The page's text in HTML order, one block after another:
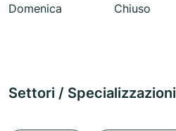
Domenica
Chiuso
Settori / Specializzazioni